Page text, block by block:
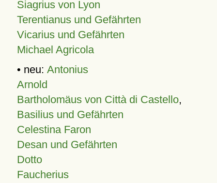
Siagrius von Lyon
Terentianus und Gefährten
Vicarius und Gefährten
Michael Agricola
• neu: Antonius
Arnold
Bartholomäus von Città di Castello,
Basilius und Gefährten
Celestina Faron
Desan und Gefährten
Dotto
Faucherius